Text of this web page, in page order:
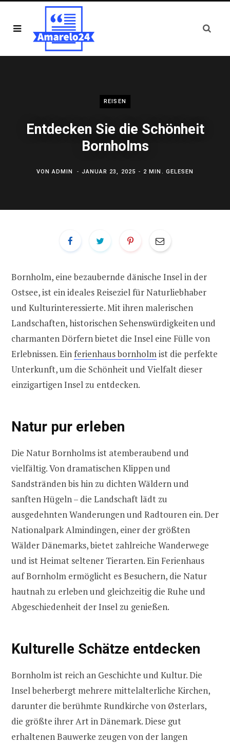
REISEN
Entdecken Sie die Schönheit
Bornholms
VONADMIN JANUAR 23, 2025 2 MIN. GELESEN
Bornholm, eine bezaubernde dänische Insel in der
Ostsee, ist ein ideales Reiseziel für Naturliebhaber
und Kulturinteressierte. Mit ihren malerischen
Landschaften, historischen Sehenswürdigkeiten und
charmanten Dörfern bietet die Insel eine Fülle von
Erlebnissen. Einferienhaus bornholmist die perfekte
Unterkunft, um die Schönheit und Vielfalt dieser
einzigartigen Insel zu entdecken.
Natur pur erleben
Die Natur Bornholms ist atemberaubend und
vielfältig. Von dramatischen Klippen und
Sandstränden bis hin zu dichten Wäldern und
sanften Hügeln – die Landschaft lädt zu
ausgedehnten Wanderungen und Radtouren ein. Der
Nationalpark Almindingen, einer der größten
Wälder Dänemarks, bietet zahlreiche Wanderwege
und ist Heimat seltener Tierarten. Ein Ferienhaus
auf Bornholm ermöglicht es Besuchern, die Natur
hautnah zu erleben und gleichzeitig die Ruhe und
Abgeschiedenheit der Insel zu genießen.
Kulturelle Schätze entdecken
Bornholm ist reich an Geschichte und Kultur. Die
Insel beherbergt mehrere mittelalterliche Kirchen,
darunter die berühmte Rundkirche von Østerlars,
die größte ihrer Art in Dänemark. Diese gut
erhaltenen Bauwerke zeugen von der langen